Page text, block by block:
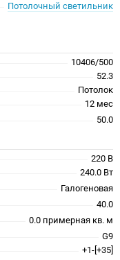
Потолочный светильник
10406/500
52.3
Потолок
12 меc
50.0
220 В
240.0 Вт
Галогеновая
40.0
0.0 примерная кв. м
G9
+1-[+35]